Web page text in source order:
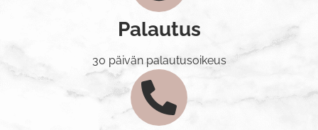
Palautus
30 päivän palautusoikeus